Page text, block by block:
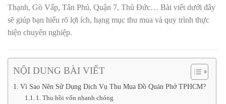
Thạnh, Gò Vấp, Tân Phú, Quận 7, Thủ Đức… Bài viết dưới đây
sẽ giúp bạn hiểu rõ lợi ích, hạng mục thu mua và quy trình thực
hiện chuyên nghiệp.
NỘI DUNG BÀI VIẾT
Vì Sao Nên Sử Dụng Dịch Vụ Thu Mua Đồ Quán Phở TPHCM?
1. Thu hồi vốn nhanh chóng